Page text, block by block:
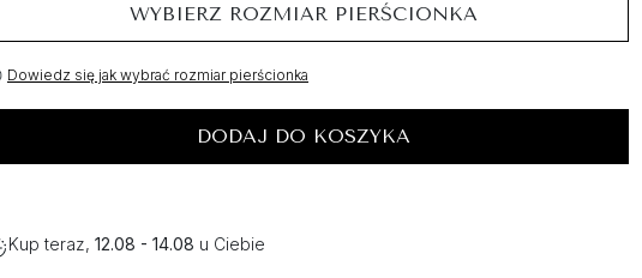
WYBIERZ ROZMIAR PIERŚCIONKA
Dowiedz się jak wybrać rozmiar pierścionka
DODAJ DO KOSZYKA
Kup teraz, 12.08 - 14.08 u Ciebie